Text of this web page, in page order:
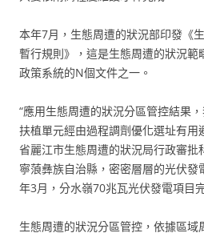
本年7月，生態周遭的狀況部印發《
暫行規則》，這是生態周遭的狀況範
政策系統的N個文件之一。
“應用生態周遭的狀況分區管控結果
扶植單元經由過程調劑優化選址有用
省麗江市生態周遭的狀況局行政審批
寧蒗彝族自治縣，密密層層的光伏
年3月，分水嶺70兆瓦光伏發電項目
生態周遭的狀況分區管控，依據區域